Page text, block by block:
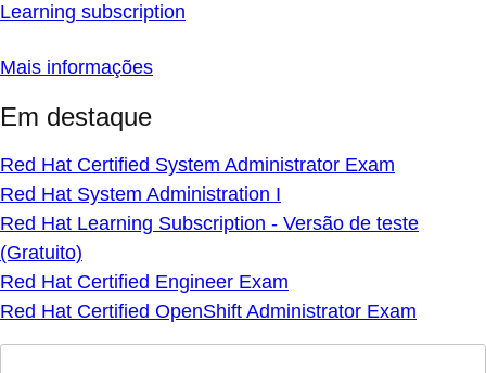
Learning subscription
Mais informações
Em destaque
Red Hat Certified System Administrator Exam
Red Hat System Administration I
Red Hat Learning Subscription - Versão de teste
(Gratuito)
Red Hat Certified Engineer Exam
Red Hat Certified OpenShift Administrator Exam